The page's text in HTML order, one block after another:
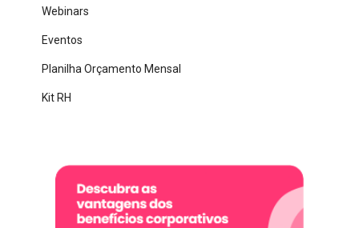
Webinars
Eventos
Planilha Orçamento Mensal
Kit RH